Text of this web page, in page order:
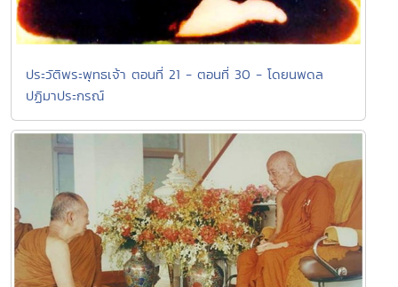
ประวัติพระพุทธเจ้า ตอนที่ 21 - ตอนที่ 30 - โดยนพดล
ปฏิมาประกรณ์